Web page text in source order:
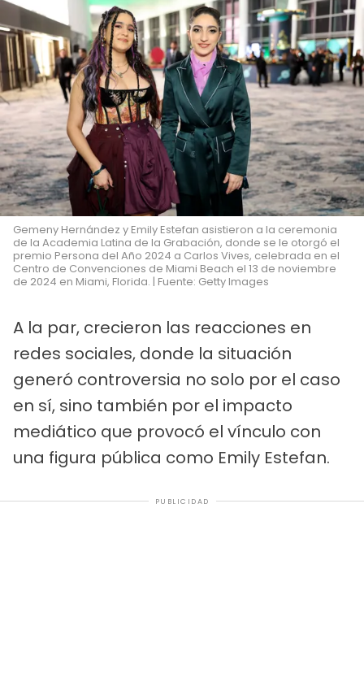
Gemeny Hernández y Emily Estefan asistieron a la ceremonia
de la Academia Latina de la Grabación, donde se le otorgó el
premio Persona del Año 2024 a Carlos Vives, celebrada en el
Centro de Convenciones de Miami Beach el 13 de noviembre
de 2024 en Miami, Florida. | Fuente: Getty Images
A la par, crecieron las reacciones en
redes sociales, donde la situación
generó controversia no solo por el caso
en sí, sino también por el impacto
mediático que provocó el vínculo con
una figura pública como Emily Estefan.
PUBLICIDAD